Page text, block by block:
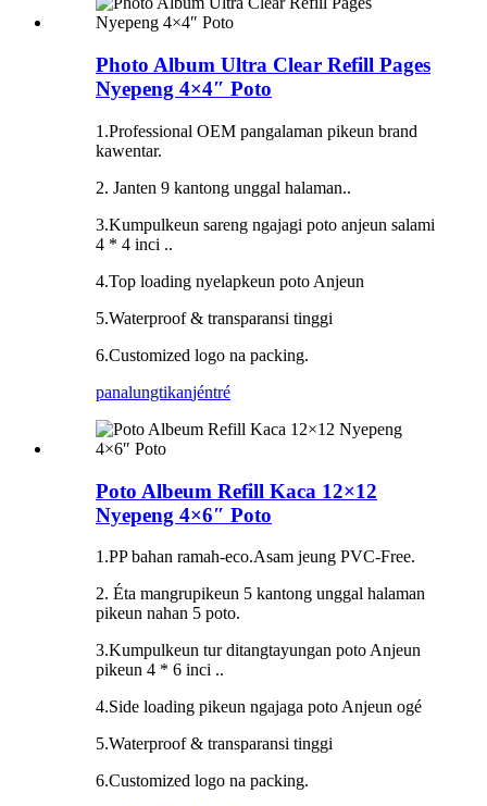
Photo Album Ultra Clear Refill Pages
Nyepeng 4×4″ Poto
1.Professional OEM pangalaman pikeun brand
kawentar.
2. Janten 9 kantong unggal halaman..
3.Kumpulkeun sareng ngajagi poto anjeun salami
4 * 4 inci ..
4.Top loading nyelapkeun poto Anjeun
5.Waterproof & transparansi tinggi
6.Customized logo na packing.
panalungtikanjéntré
Poto Albeum Refill Kaca 12×12
Nyepeng 4×6″ Poto
1.PP bahan ramah-eco.Asam jeung PVC-Free.
2. Éta mangrupikeun 5 kantong unggal halaman
pikeun nahan 5 poto.
3.Kumpulkeun tur ditangtayungan poto Anjeun
pikeun 4 * 6 inci ..
4.Side loading pikeun ngajaga poto Anjeun ogé
5.Waterproof & transparansi tinggi
6.Customized logo na packing.